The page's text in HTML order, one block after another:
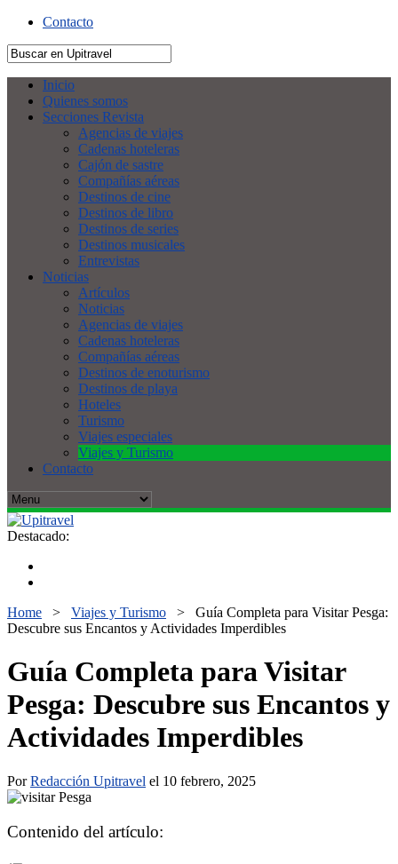
Contacto
Inicio
Quienes somos
Secciones Revista
Agencias de viajes
Cadenas hoteleras
Cajón de sastre
Compañías aéreas
Destinos de cine
Destinos de libro
Destinos de series
Destinos musicales
Entrevistas
Noticias
Artículos
Noticias
Agencias de viajes
Cadenas hoteleras
Compañías aéreas
Destinos de enoturismo
Destinos de playa
Hoteles
Turismo
Viajes especiales
Viajes y Turismo
Contacto
Destacado:
Home > Viajes y Turismo > Guía Completa para Visitar Pesga:
Descubre sus Encantos y Actividades Imperdibles
Guía Completa para Visitar
Pesga: Descubre sus Encantos y
Actividades Imperdibles
PorRedacción Upitravel el 10 febrero, 2025
Contenido del artículo: